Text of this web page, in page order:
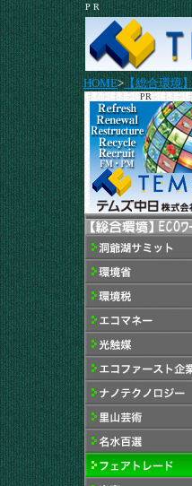
P R
HOME>【総合環境】
PR